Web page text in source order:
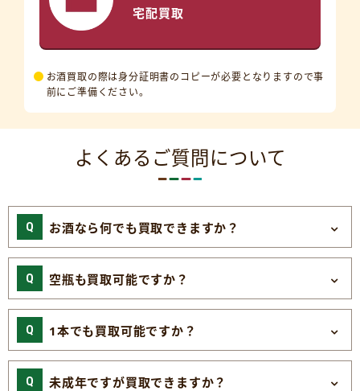
宅配買取
お酒買取の際は身分証明書のコピーが必要となりますので事
前にご準備ください。
よくあるご質問について
お酒なら何でも買取できますか？
空瓶も買取可能ですか？
1本でも買取可能ですか？
未成年ですが買取できますか？